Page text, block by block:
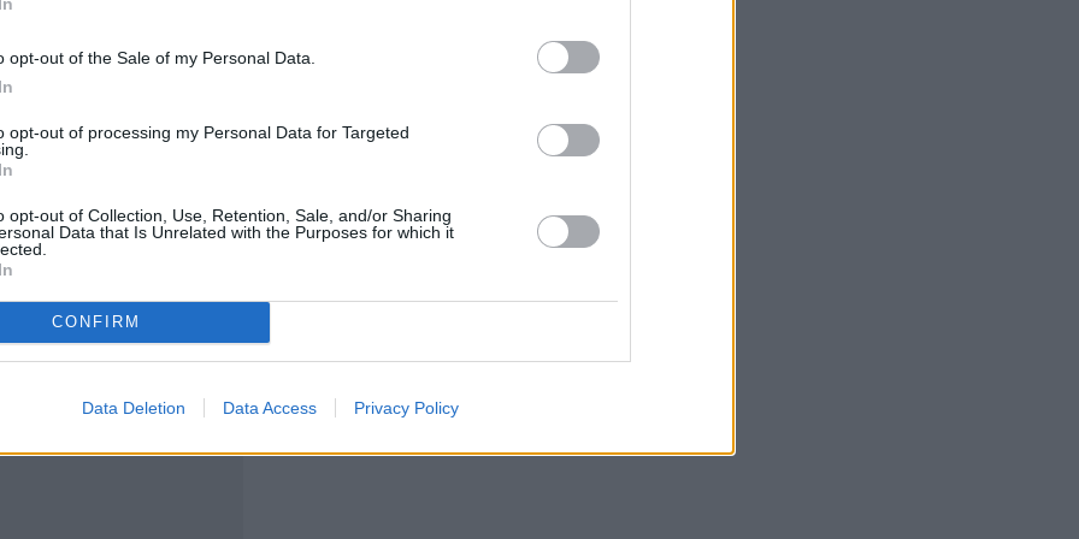
opt-out of the Sale of my Personal Data.
opt-out of processing my Personal Data for Targeted
opt-out of Collection, Use, Retention, Sale, and/or Sharing
Data that Is Unrelated with the Purposes for which it
CONFIRM
Data Deletion Data Access Privacy Policy
Πληθωρισμό, ο οποίος διαφέρει από τον
για προσωρινά στοιχεία, καθότι τα οριστικά
8 Σεπτεμβρίου
όχι μόνο να βρίσκονται στα ύψη, αλλά και
αγορές και στα